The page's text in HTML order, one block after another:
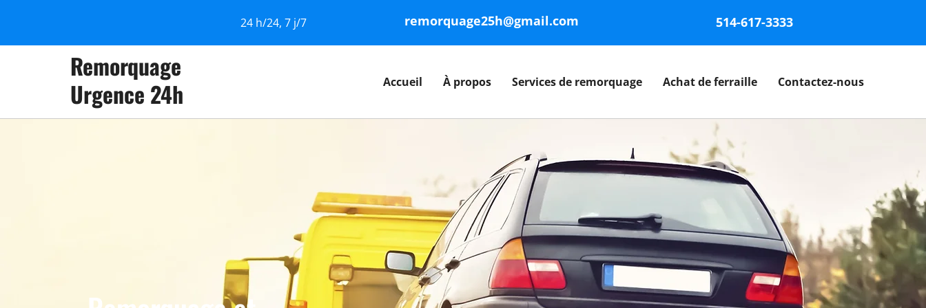
24 h/24, 7 j/7 remorquage25h@gmail.com 514-617-3333
Remorquage
Urgence 24h
Accueil À propos Services de remorquage Achat de ferraille Contactez-nous